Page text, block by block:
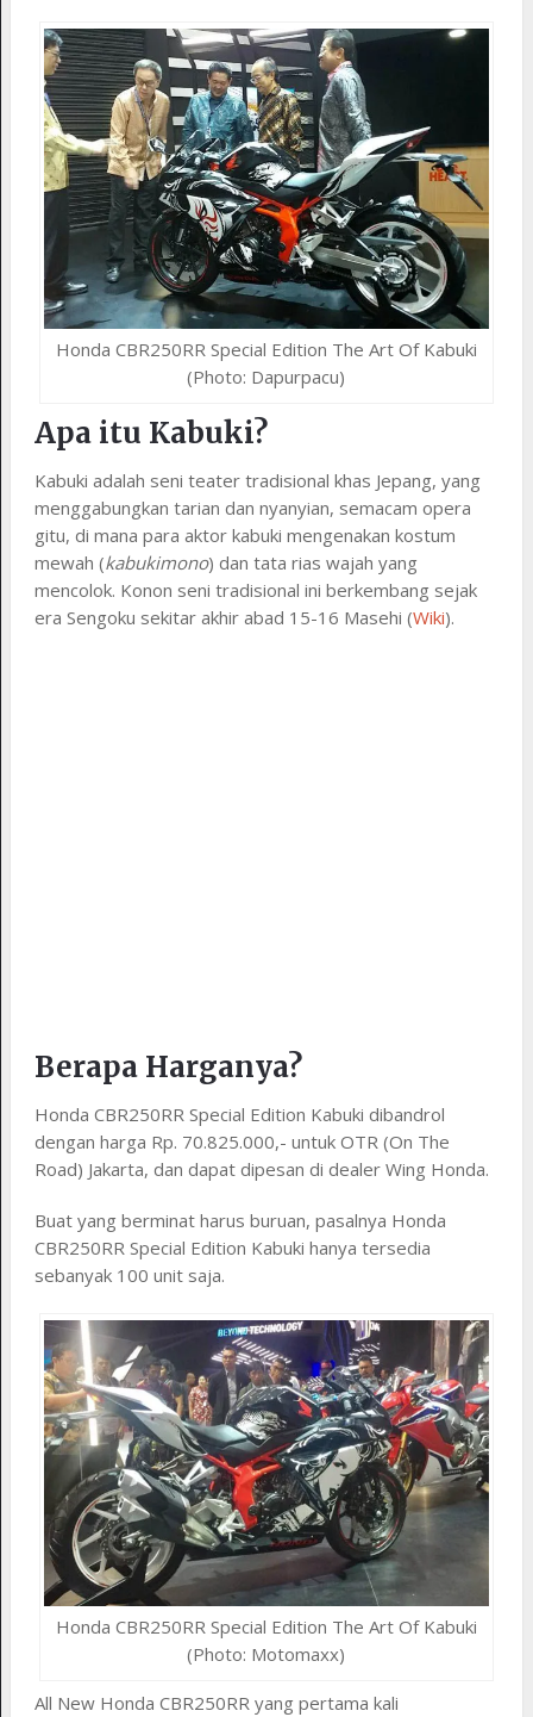
Honda CBR250RR Special Edition The Art Of Kabuki
(Photo: Dapurpacu)
Apa itu Kabuki?
Kabuki adalah seni teater tradisional khas Jepang, yang
menggabungkan tarian dan nyanyian, semacam opera
gitu, di mana para aktor kabuki mengenakan kostum
mewah (kabukimono) dan tata rias wajah yang
mencolok. Konon seni tradisional ini berkembang sejak
era Sengoku sekitar akhir abad 15-16 Masehi (Wiki).
Berapa Harganya?
Honda CBR250RR Special Edition Kabuki dibandrol
dengan harga Rp. 70.825.000,- untuk OTR (On The
Road) Jakarta, dan dapat dipesan di dealer Wing Honda.
Buat yang berminat harus buruan, pasalnya Honda
CBR250RR Special Edition Kabuki hanya tersedia
sebanyak 100 unit saja.
Honda CBR250RR Special Edition The Art Of Kabuki
(Photo: Motomaxx)
All New Honda CBR250RR yang pertama kali